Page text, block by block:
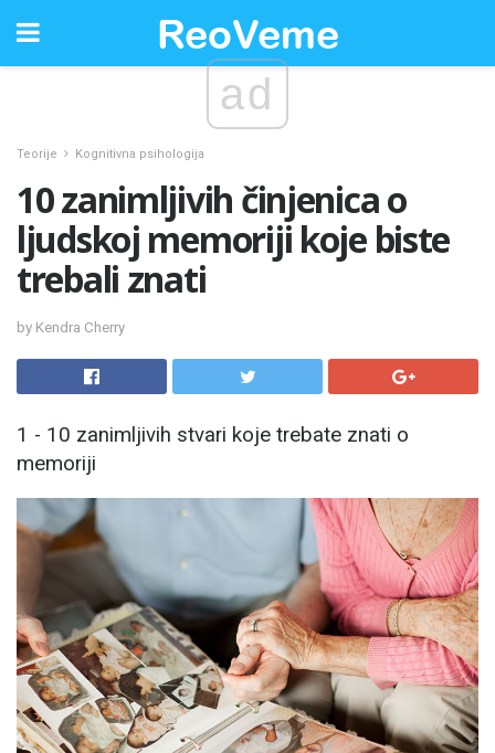
ad
Teorije Kognitivna psihologija
10 zanimljivih činjenica o
ljudskoj memoriji koje biste
trebali znati
by Kendra Cherry
1 - 10 zanimljivih stvari koje trebate znati o
memoriji